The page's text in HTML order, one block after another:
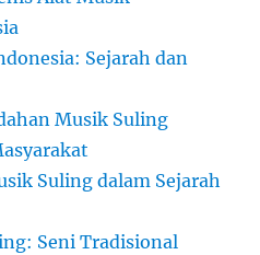
Sejarah dan
Musik Suling
Suling dalam Sejarah
Seni Tradisional